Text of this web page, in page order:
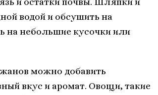
водой и обсушить на
на небольшие кусочки или
можно добавить
вкус и аромат. Овощи, такие